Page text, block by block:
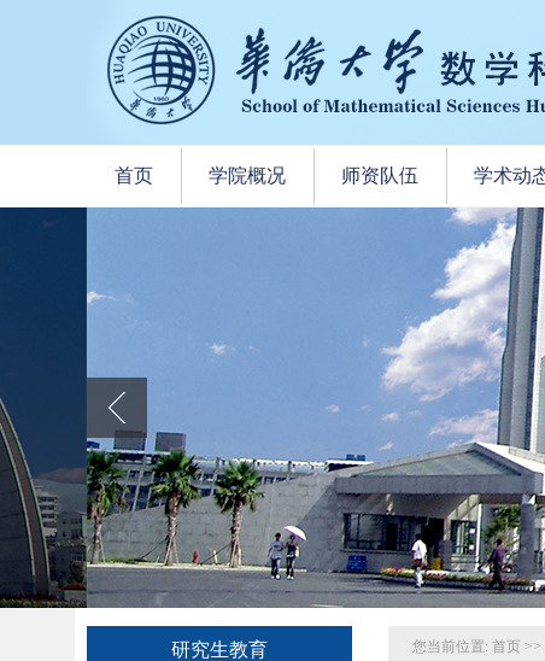
首页 学院概况 师资队伍 学术动
研究生教育 您当前位置: 首页 >>